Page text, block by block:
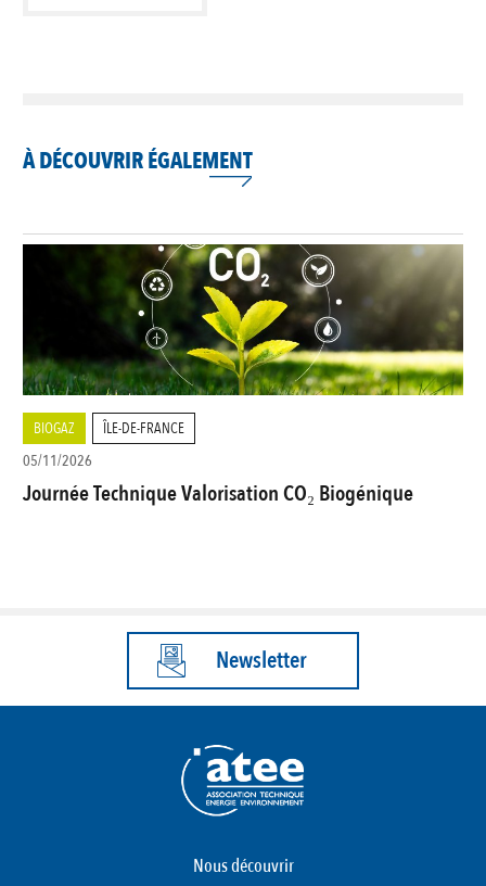
À DÉCOUVRIR ÉGALEMENT
BIOGAZ
ÎLE-DE-FRANCE
05/11/2026
Journée Technique Valorisation CO₂ Biogénique
Newsletter
Nous découvrir